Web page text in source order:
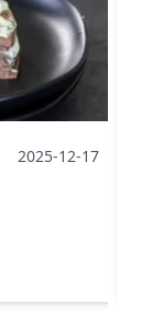
2025-12-17